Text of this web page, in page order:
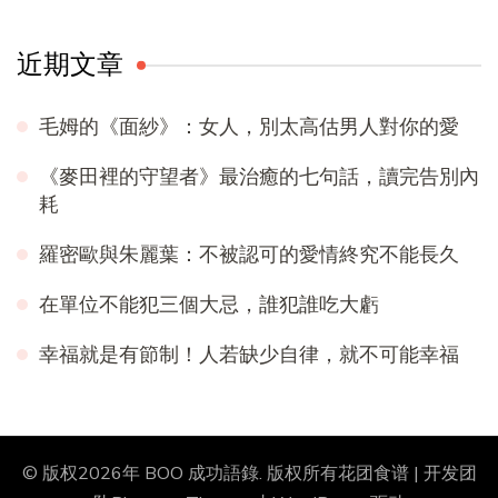
近期文章
毛姆的《面紗》：女人，別太高估男人對你的愛
《麥田裡的守望者》最治癒的七句話，讀完告別內
耗
羅密歐與朱麗葉：不被認可的愛情終究不能長久
在單位不能犯三個大忌，誰犯誰吃大虧
幸福就是有節制！人若缺少自律，就不可能幸福
© 版权2026年 BOO 成功語錄. 版权所有花团食谱 | 开发团